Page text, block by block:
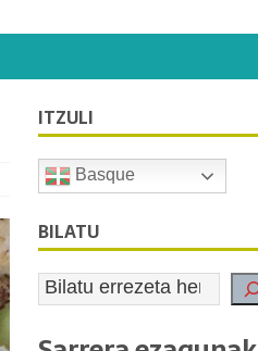
ITZULI
Basque
BILATU